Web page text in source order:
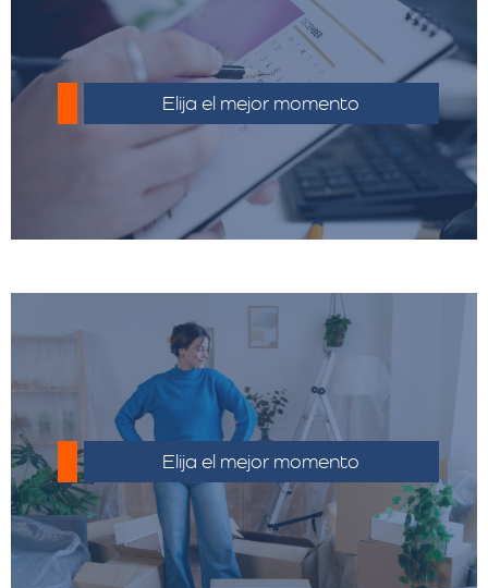
Elija el mejor momento
Planificar con tiempo tu mudanza puede
ayudarte a evitar costos adicionales de
último minuto.
Elija el mejor momento
Haz un inventario detallado y deshacerte
de objetos innecesarios puede reducir el
volumen y el costo.